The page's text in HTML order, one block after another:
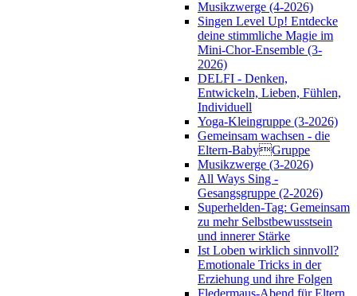
Musikzwerge (4-2026)
Singen Level Up! Entdecke
deine stimmliche Magie im
Mini-Chor-Ensemble (3-
2026)
DELFI - Denken,
Entwickeln, Lieben, Fühlen,
Individuell
Yoga-Kleingruppe (3-2026)
Gemeinsam wachsen - die
Eltern-BabyGruppe
Musikzwerge (3-2026)
All Ways Sing -
Gesangsgruppe (2-2026)
Superhelden-Tag: Gemeinsam
zu mehr Selbstbewusstsein
und innerer Stärke
Ist Loben wirklich sinnvoll?
Emotionale Tricks in der
Erziehung und ihre Folgen
Fledermaus-Abend für Eltern